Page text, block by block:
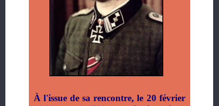
À l'issue de sa rencontre, le 20 février